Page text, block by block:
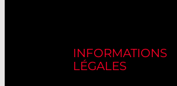
INFORMATIONS
LÉGALES